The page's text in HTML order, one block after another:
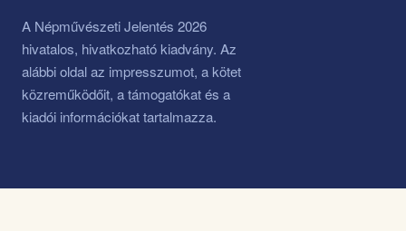
A Népművészeti Jelentés 2026
hivatalos, hivatkozható kiadvány. Az
alábbi oldal az impresszumot, a kötet
közreműködőit, a támogatókat és a
kiadói információkat tartalmazza.